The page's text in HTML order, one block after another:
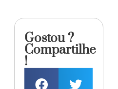
Gostou ?
Compartilhe
!